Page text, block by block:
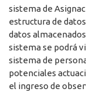
sistema de
estructura de
datos
sistema se podrá
sistema de
potenciales
el ingreso de